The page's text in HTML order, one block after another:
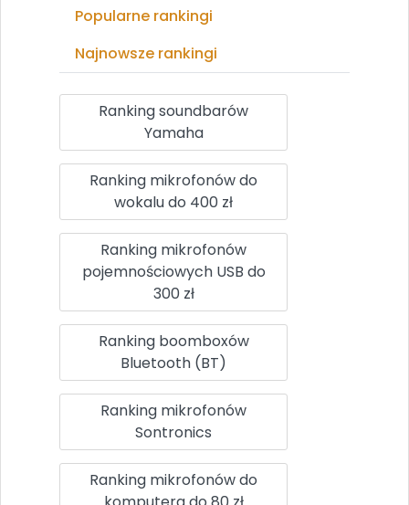
Popularne rankingi
Najnowsze rankingi
Ranking soundbarów
Yamaha
Ranking mikrofonów do
wokalu do 400 zł
Ranking mikrofonów
pojemnościowych USB do
300 zł
Ranking boomboxów
Bluetooth (BT)
Ranking mikrofonów
Sontronics
Ranking mikrofonów do